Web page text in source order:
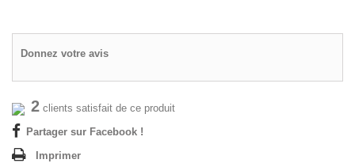
Donnez votre avis
2 clients satisfait de ce produit
Partager sur Facebook !
Imprimer